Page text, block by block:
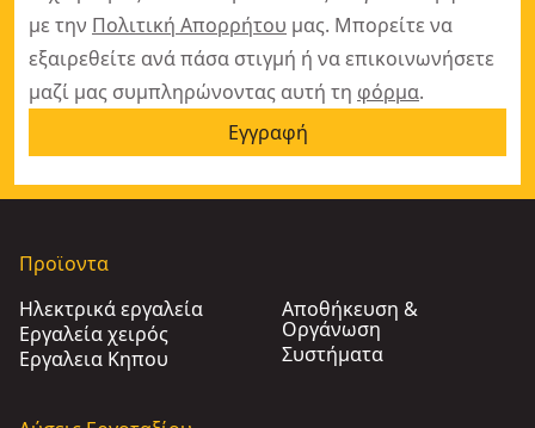
με την Πολιτική Απορρήτου μας. Μπορείτε να
εξαιρεθείτε ανά πάσα στιγμή ή να επικοινωνήσετε
μαζί μας συμπληρώνοντας αυτή τη φόρμα.
Εγγραφή
Προϊοντα
Ηλεκτρικά εργαλεία
Εργαλεία χειρός
Εργαλεια Κηπου​
Αποθήκευση &
Οργάνωση
Συστήματα